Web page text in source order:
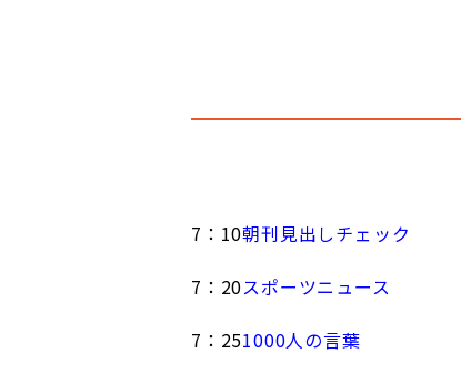
7：10朝刊見出しチェック
7：20スポーツニュース
7：251000人の言葉